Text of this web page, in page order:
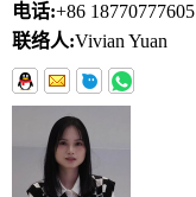
电话:+86 18770777605
联络人:Vivian Yuan